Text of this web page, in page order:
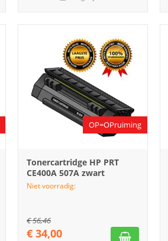
OP=OPruiming
Tonercartridge HP PRT
CE400A 507A zwart
Niet voorradig:
€56,46
€ 34,00